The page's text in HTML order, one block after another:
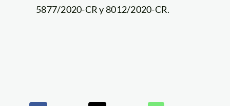
5877/2020-CR y 8012/2020-CR.